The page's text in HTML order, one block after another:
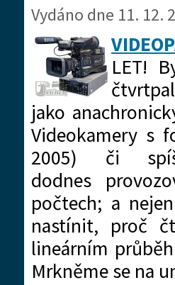
Vydáno dne 11. 12.
LET!
jako
Videokamery s
2005) či
dodnes
počtech; a
nastínit, proč
lineárním
Mrkněme se na